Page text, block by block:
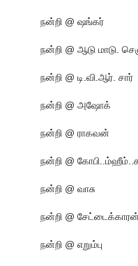
நன்றி @ ஷங்கர்
நன்றி @ ஆடு மாடு.
நன்றி @ டி.வி.ஆர். சார்
நன்றி @ அஷோக்
நன்றி @ ராகவன்
நன்றி @
நன்றி @ வாசு
நன்றி @ சேட்டைக்காரன்
நன்றி @ எறும்பு